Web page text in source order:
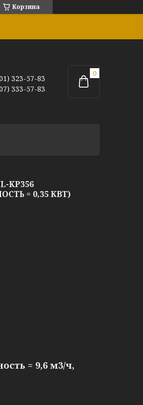
Корзина
323-57-83
333-57-83
KP356
= 0,35 КВТ)
= 9,6 м3/ч,